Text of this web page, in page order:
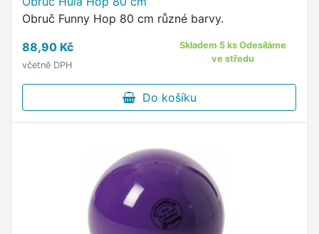
Obruč Funny Hop 80 cm různé barvy.
88,90 Kč
včetně DPH
Skladem 5 ks Odesíláme
ve středu
Do košíku